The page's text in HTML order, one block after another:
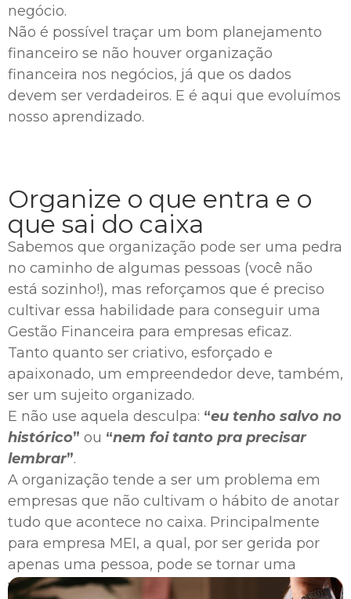
negócio.
Não é possível traçar um bom planejamento
financeiro se não houver organização
financeira nos negócios, já que os dados
devem ser verdadeiros. E é aqui que evoluímos
nosso aprendizado.
Organize o que entra e o
que sai do caixa
Sabemos que organização pode ser uma pedra
no caminho de algumas pessoas (você não
está sozinho!), mas reforçamos que é preciso
cultivar essa habilidade para conseguir uma
Gestão Financeira para empresas eficaz.
Tanto quanto ser criativo, esforçado e
apaixonado, um empreendedor deve, também,
ser um sujeito organizado.
E não use aquela desculpa: “eu tenho salvo no
histórico” ou “nem foi tanto pra precisar
lembrar”.
A organização tende a ser um problema em
empresas que não cultivam o hábito de anotar
tudo que acontece no caixa. Principalmente
para empresa MEI, a qual, por ser gerida por
apenas uma pessoa, pode se tornar uma
verdadeira confusão!